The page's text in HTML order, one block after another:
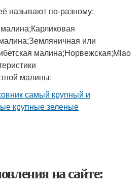
называют по-разному:
или
малина;Норвежская;Miao
малины:
на сайте: